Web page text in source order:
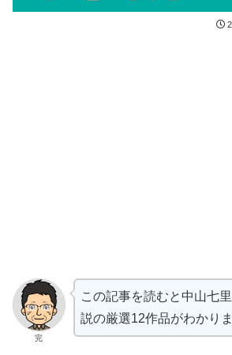
完
この記事を読むと中山七
説の厳選12作品がわかりま